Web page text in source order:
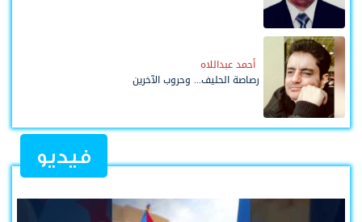
أحمد عبداللاه
رصاصة الحليف... وحروب الآخرين
فيديو